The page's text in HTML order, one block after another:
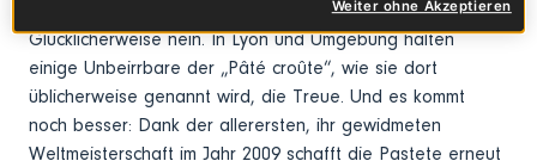
dass sich ihre Liebhaber von ihr abwandten. Wirklich alle?
Glücklicherweise nein. In Lyon und Umgebung halten
einige Unbeirrbare der „Pâté croûte“, wie sie dort
üblicherweise genannt wird, die Treue. Und es kommt
noch besser: Dank der allerersten, ihr gewidmeten
Weltmeisterschaft im Jahr 2009 schafft die Pastete erneut
Weiter ohne Akzeptieren